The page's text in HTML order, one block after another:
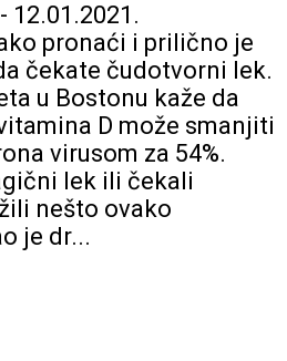
- 12.01.2021.
pronaći i prilično je
čekate čudotvorni lek.
u Bostonu kaže da
D može smanjiti
virusom za 54%.
lek ili čekali
nešto ovako
je dr...